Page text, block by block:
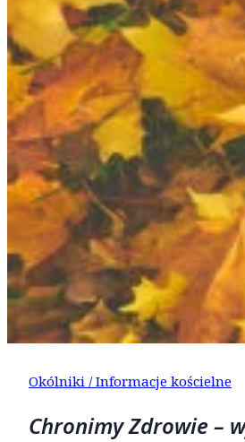
Okólniki / Informacje kościelne
Chronimy Zdrowie –